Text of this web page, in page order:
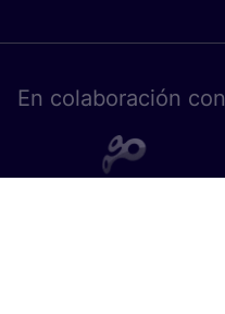
En cola­bo­ra­ción con